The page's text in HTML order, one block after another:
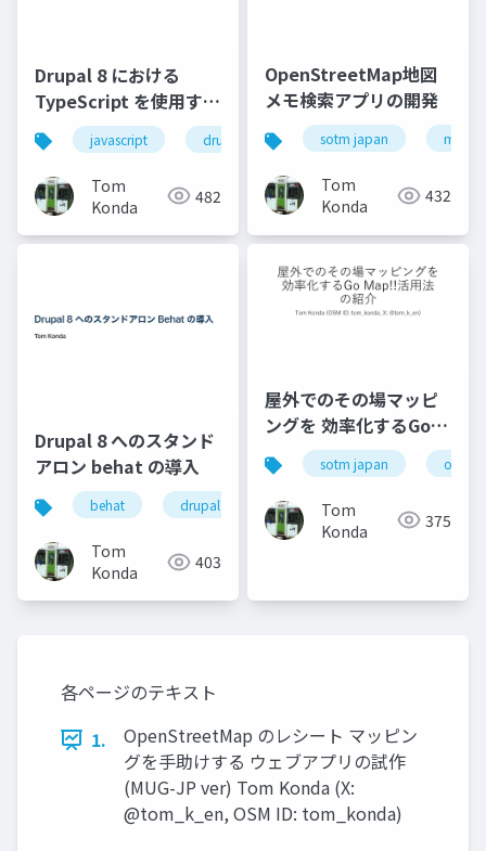
Drupal 8 における
TypeScript を使用する
JavaScript 開発の現状
javascript drupal8 typescript
Tom
Konda
482
OpenStreetMap地図
メモ検索アプリの開発
sotm japan map
Tom
Konda
432
Drupal 8 へのスタンド
アロン behat の導入
behat drupal
Tom
Konda
403
屋外でのその場マッピ
ングを 効率化するGo
Map!!活用法 の紹介
sotm japan
Tom
Konda
375
各ページのテキスト
1.
OpenStreetMap のレシート マッピン
グを手助けする ウェブアプリの試作
(MUG-JP ver) Tom Konda (X:
@tom_k_en, OSM ID: tom_konda)